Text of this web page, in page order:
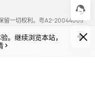
。继续浏览本站，
一切权利。 粤A2-20044005